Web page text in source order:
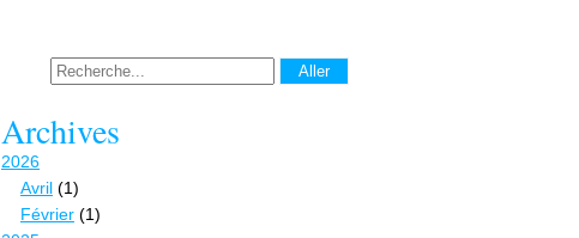
Archives
2026
Avril (1)
Février (1)